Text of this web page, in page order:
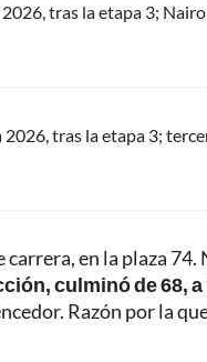
tras la etapa 3;
tras la etapa 3;
en la plaza
culminó de 68,
Razón por la